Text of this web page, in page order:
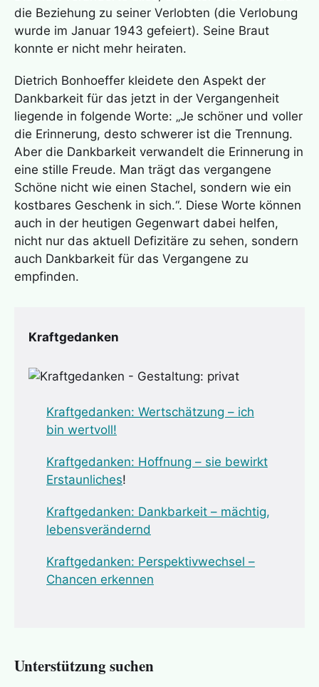
die Beziehung zu seiner Verlobten (die Verlobung
wurde im Januar 1943 gefeiert). Seine Braut
konnte er nicht mehr heiraten.
Dietrich Bonhoeffer kleidete den Aspekt der
Dankbarkeit für das jetzt in der Vergangenheit
liegende in folgende Worte: „Je schöner und voller
die Erinnerung, desto schwerer ist die Trennung.
Aber die Dankbarkeit verwandelt die Erinnerung in
eine stille Freude. Man trägt das vergangene
Schöne nicht wie einen Stachel, sondern wie ein
kostbares Geschenk in sich.“. Diese Worte können
auch in der heutigen Gegenwart dabei helfen,
nicht nur das aktuell Defizitäre zu sehen, sondern
auch Dankbarkeit für das Vergangene zu
empfinden.
Kraftgedanken
Kraftgedanken: Wertschätzung – ich
bin wertvoll!
Kraftgedanken: Hoffnung – sie bewirkt
Erstaunliches!
Kraftgedanken: Dankbarkeit – mächtig,
lebensverändernd
Kraftgedanken: Perspektivwechsel –
Chancen erkennen
Unterstützung suchen